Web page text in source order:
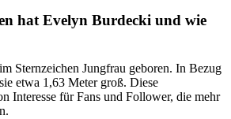
hat Evelyn Burdecki und wie
Sternzeichen Jungfrau geboren. In Bezug
etwa 1,63 Meter groß. Diese
Interesse für Fans und Follower, die mehr